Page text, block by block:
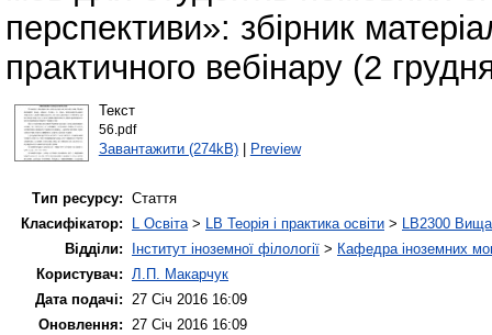
перспективи»: збірник
практичного вебінару (2
Текст
56.pdf
Завантажити (274kB)| Preview
Тип ресурсу: Стаття
Класифікатор:
L Освіта> LB Теорія і практика освіти > LB2300 Вища
Відділи:
Інститут іноземної філології > Кафедра іноземних
Користувач: Л.П. Макарчук
Дата подачі: 27 Січ 2016 16:09
Оновлення: 27 Січ 2016 16:09